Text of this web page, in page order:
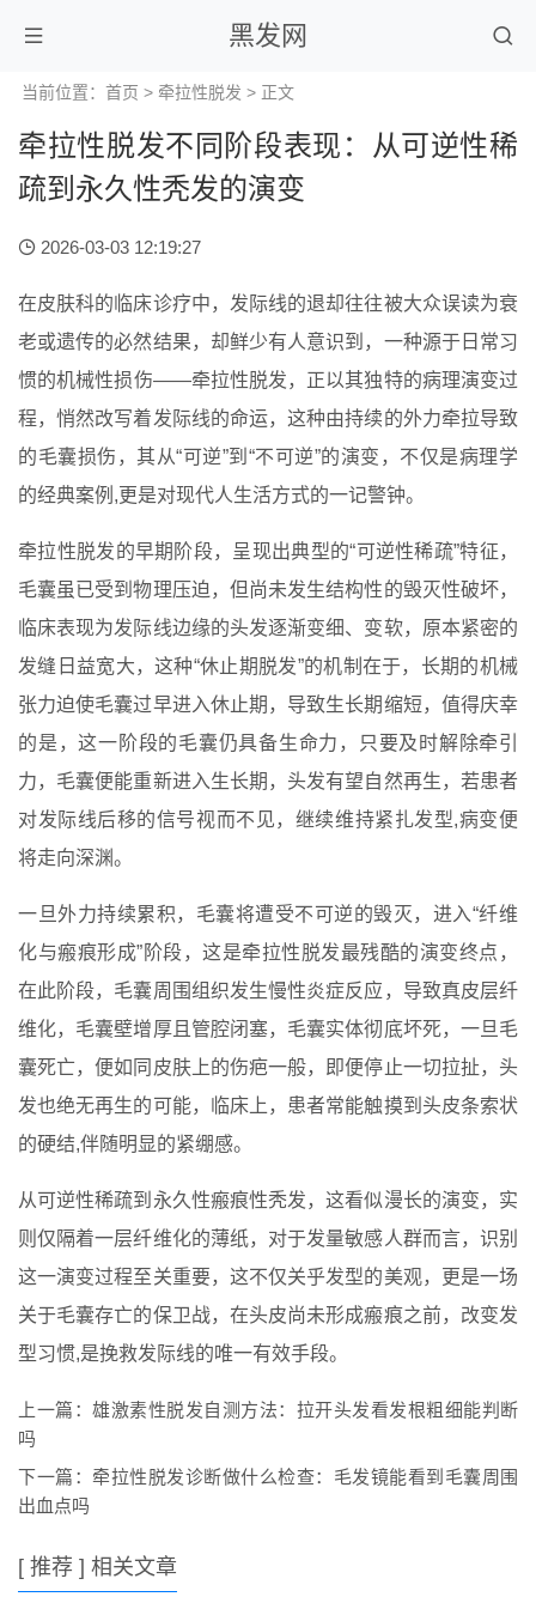
黑发网
当前位置： 首页 > 牵拉性脱发 > 正文
牵拉性脱发不同阶段表现：从可逆性稀
疏到永久性秃发的演变
2026-03-03 12:19:27
在皮肤科的临床诊疗中，发际线的退却往往被大众误读为衰
老或遗传的必然结果，却鲜少有人意识到，一种源于日常习
惯的机械性损伤——牵拉性脱发，正以其独特的病理演变过
程，悄然改写着发际线的命运，这种由持续的外力牵拉导致
的毛囊损伤，其从“可逆”到“不可逆”的演变，不仅是病理学
的经典案例,更是对现代人生活方式的一记警钟。
牵拉性脱发的早期阶段，呈现出典型的“可逆性稀疏”特征，
毛囊虽已受到物理压迫，但尚未发生结构性的毁灭性破坏，
临床表现为发际线边缘的头发逐渐变细、变软，原本紧密的
发缝日益宽大，这种“休止期脱发”的机制在于，长期的机械
张力迫使毛囊过早进入休止期，导致生长期缩短，值得庆幸
的是，这一阶段的毛囊仍具备生命力，只要及时解除牵引
力，毛囊便能重新进入生长期，头发有望自然再生，若患者
对发际线后移的信号视而不见，继续维持紧扎发型,病变便
将走向深渊。
一旦外力持续累积，毛囊将遭受不可逆的毁灭，进入“纤维
化与瘢痕形成”阶段，这是牵拉性脱发最残酷的演变终点，
在此阶段，毛囊周围组织发生慢性炎症反应，导致真皮层纤
维化，毛囊壁增厚且管腔闭塞，毛囊实体彻底坏死，一旦毛
囊死亡，便如同皮肤上的伤疤一般，即便停止一切拉扯，头
发也绝无再生的可能，临床上，患者常能触摸到头皮条索状
的硬结,伴随明显的紧绷感。
从可逆性稀疏到永久性瘢痕性秃发，这看似漫长的演变，实
则仅隔着一层纤维化的薄纸，对于发量敏感人群而言，识别
这一演变过程至关重要，这不仅关乎发型的美观，更是一场
关于毛囊存亡的保卫战，在头皮尚未形成瘢痕之前，改变发
型习惯,是挽救发际线的唯一有效手段。
上一篇： 雄激素性脱发自测方法：拉开头发看发根粗细能判断
吗
下一篇： 牵拉性脱发诊断做什么检查：毛发镜能看到毛囊周围
出血点吗
[ 推荐 ] 相关文章